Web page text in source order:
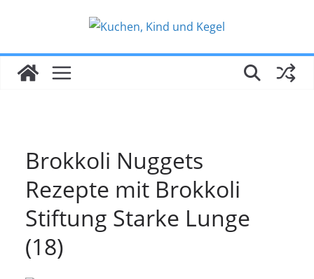
Brokkoli Nuggets
Rezepte mit Brokkoli
Stiftung Starke Lunge
(18)